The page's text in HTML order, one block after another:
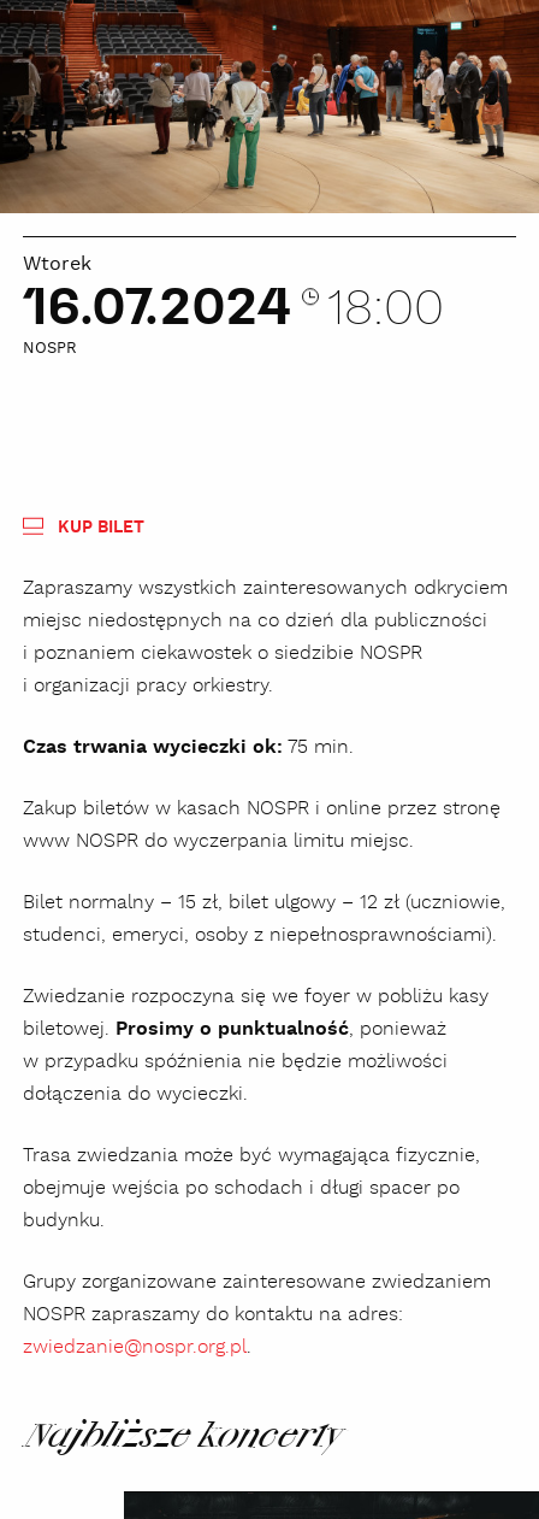
Wtorek
16.07.2024 18:00
NOSPR
KUP BILET
Zapraszamy wszystkich zainteresowanych odkryciem
miejsc niedostępnych na co dzień dla publiczności
i poznaniem ciekawostek o siedzibie NOSPR
i organizacji pracy orkiestry.
Czas trwania wycieczki ok: 75 min.
Zakup biletów w kasach NOSPR i online przez stronę
www NOSPR do wyczerpania limitu miejsc.
Bilet normalny – 15 zł, bilet ulgowy – 12 zł (uczniowie,
studenci, emeryci, osoby z niepełnosprawnościami).
Zwiedzanie rozpoczyna się we foyer w pobliżu kasy
biletowej. Prosimy o punktualność, ponieważ
w przypadku spóźnienia nie będzie możliwości
dołączenia do wycieczki.
Trasa zwiedzania może być wymagająca fizycznie,
obejmuje wejścia po schodach i długi spacer po
budynku.
Grupy zorganizowane zainteresowane zwiedzaniem
NOSPR zapraszamy do kontaktu na adres:
zwiedzanie@nospr.org.pl.
Najbliższe koncerty